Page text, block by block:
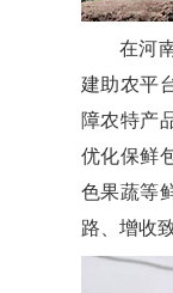
在河
建助农平
障农特产
优化保鲜
色果蔬等
路、增收